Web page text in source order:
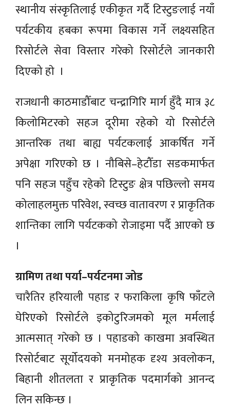
स्थानीय संस्कृतिलाई एकीकृत गर्दै टिस्टुङलाई नयाँ
पर्यटकीय हबका रूपमा विकास गर्ने लक्ष्यसहित
रिसोर्टले सेवा विस्तार गरेको रिसोर्टले जानकारी
दिएको हाे ।
राजधानी काठमाडौँबाट चन्द्रागिरि मार्ग हुँदै मात्र ३८
किलोमिटरको सहज दूरीमा रहेको यो रिसोर्टले
आन्तरिक तथा बाह्य पर्यटकलाई आकर्षित गर्ने
अपेक्षा गरिएको छ । नौबिसे–हेटौँडा सडकमार्फत
पनि सहज पहुँच रहेको टिस्टुङ क्षेत्र पछिल्लो समय
कोलाहलमुक्त परिवेश, स्वच्छ वातावरण र प्राकृतिक
शान्तिका लागि पर्यटकको रोजाइमा पर्दै आएको छ
।
ग्रामिण तथा पर्या–पर्यटनमा जोड
चारैतिर हरियाली पहाड र फराकिला कृषि फाँटले
घेरिएको रिसोर्टले इकोटुरिजमको मूल मर्मलाई
आत्मसात् गरेको छ । पहाडको काखमा अवस्थित
रिसोर्टबाट सूर्योदयको मनमोहक दृश्य अवलोकन,
बिहानी शीतलता र प्राकृतिक पदमार्गको आनन्द
लिन सकिन्छ ।